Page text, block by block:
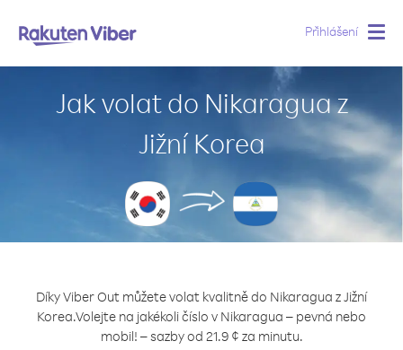
Přihlášení
Jak volat do Nikaragua z
Jižní Korea
Díky Viber Out můžete volat kvalitně do Nikaragua z Jižní
Korea.Volejte na jakékoli číslo v Nikaragua – pevná nebo
mobil! – sazby od 21.9 ¢ za minutu.